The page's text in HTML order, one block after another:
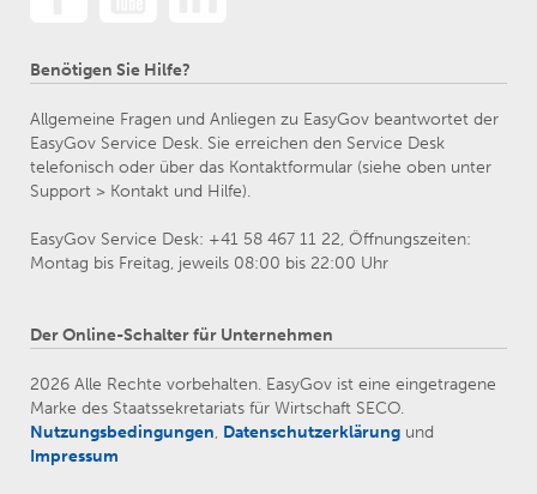
Benötigen Sie Hilfe?
Allgemeine Fragen und Anliegen zu EasyGov beantwortet der
EasyGov Service Desk. Sie erreichen den Service Desk
telefonisch oder über das Kontaktformular (siehe oben unter
Support > Kontakt und Hilfe).
EasyGov Service Desk: +41 58 467 11 22, Öffnungszeiten:
Montag bis Freitag, jeweils 08:00 bis 22:00 Uhr
Der Online-Schalter für Unternehmen
2026 Alle Rechte vorbehalten. EasyGov ist eine eingetragene
Marke des Staatssekretariats für Wirtschaft SECO.
Nutzungsbedingungen, Datenschutzerklärung und
Impressum